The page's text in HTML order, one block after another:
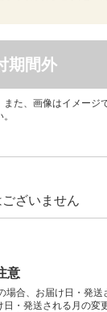
期間外
た、画像はイメージ
ざいません
意
合、お届け日・発送
・発送される月の変